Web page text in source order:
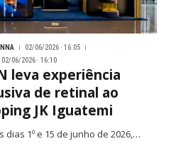
02/06/2026 · 16:05
02/06/2026 · 16:10
leva experiência
de retinal ao
JK Iguatemi
dias 1º e 15 de junho de 2026,…